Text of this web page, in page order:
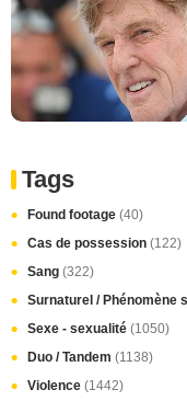
Tags
Found footage (40)
Cas de possession (122)
Sang (322)
Surnaturel / Phénomène
Sexe - sexualité (1050)
Duo / Tandem (1138)
Violence (1442)